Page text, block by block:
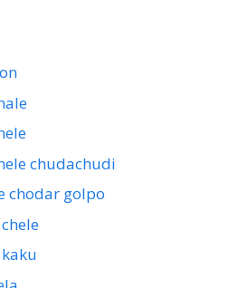
chudachudi
chodar golpo